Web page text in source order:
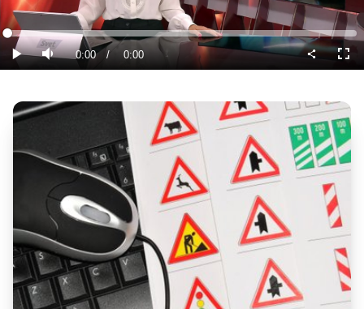
Predvajaj
Predvajaj
Tiho Current
0:00 / Duration
0:00
Loaded:
0%